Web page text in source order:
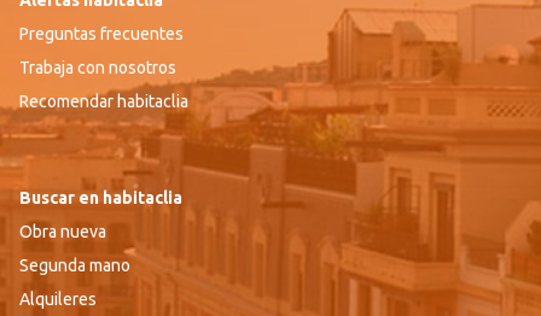
Preguntas frecuentes
Trabaja con nosotros
Recomendar habitaclia
Buscar en habitaclia
Obra nueva
Segunda mano
Alquileres